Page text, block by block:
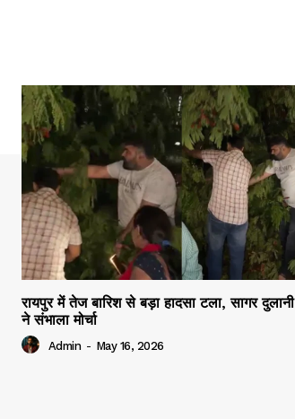
रायपुर में तेज बारिश से बड़ा हादसा टला, सागर दुलानी
ने संभाला मोर्चा
Admin - May 16, 2026